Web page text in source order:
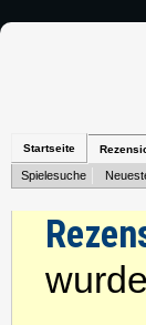
Startseite
Spielesuche